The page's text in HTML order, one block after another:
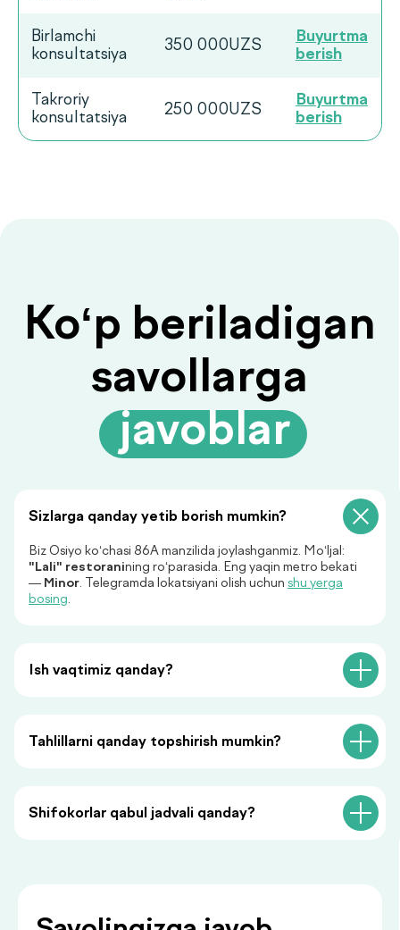
Sizlarga qanday yetib borish mumkin?
Biz Osiyo ko‘chasi 86A manzilida joylashganmiz. Mo‘ljal:
"Lali" restoranining ro‘parasida. Eng yaqin metro bekati
— Minor. Telegramda lokatsiyani olish uchun shu yerga
bosing.
Ish vaqtimiz qanday?
Tahlillarni qanday topshirish mumkin?
Shifokorlar qabul jadvali qanday?
Savolingizga javob
topilmadimi?
Ariza qoldiring, biz sizga
javob beramiz!
+998
«Menga qo‘ng‘iroq qiling» tugmasini bosish orqali siz
ma’lumotlar